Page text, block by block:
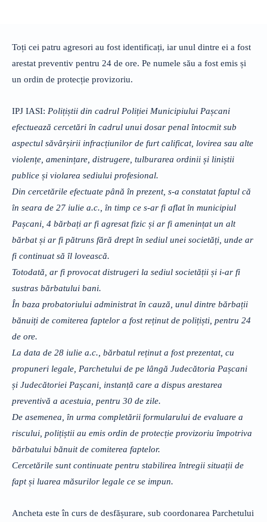
Toți cei patru agresori au fost identificați, iar unul dintre ei a fost
arestat preventiv pentru 24 de ore. Pe numele său a fost emis și
un ordin de protecție provizoriu.
IPJ IASI: Polițiștii din cadrul Poliției Municipiului Pașcani
efectuează cercetări în cadrul unui dosar penal întocmit sub
aspectul săvârșirii infracțiunilor de furt calificat, lovirea sau alte
violențe, amenințare, distrugere, tulburarea ordinii și liniștii
publice și violarea sediului profesional.
Din cercetările efectuate până în prezent, s-a constatat faptul că
în seara de 27 iulie a.c., în timp ce s-ar fi aflat în municipiul
Pașcani, 4 bărbați ar fi agresat fizic și ar fi amenințat un alt
bărbat și ar fi pătruns fără drept în sediul unei societăți, unde ar
fi continuat să îl lovească.
Totodată, ar fi provocat distrugeri la sediul societății și i-ar fi
sustras bărbatului bani.
În baza probatoriului administrat în cauză, unul dintre bărbații
bănuiți de comiterea faptelor a fost reținut de polițiști, pentru 24
de ore.
La data de 28 iulie a.c., bărbatul reținut a fost prezentat, cu
propuneri legale, Parchetului de pe lângă Judecătoria Pașcani
și Judecătoriei Pașcani, instanță care a dispus arestarea
preventivă a acestuia, pentru 30 de zile.
De asemenea, în urma completării formularului de evaluare a
riscului, polițiștii au emis ordin de protecție provizoriu împotriva
bărbatului bănuit de comiterea faptelor.
Cercetările sunt continuate pentru stabilirea întregii situații de
fapt și luarea măsurilor legale ce se impun.
Ancheta este în curs de desfășurare, sub coordonarea Parchetului